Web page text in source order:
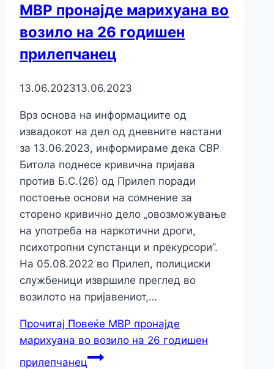
МВР пронајде марихуана во
возило на 26 годишен
прилепчанец
13.06.202313.06.2023
Врз основа на информациите од
извадокот на дел од дневните настани
за 13.06.2023, информираме дека СВР
Битола поднесе кривична пријава
против Б.С.(26) од Прилеп поради
постоење основи на сомнение за
сторено кривично дело „овозможување
на употреба на наркотични дроги,
психотропни супстанци и прекурсори”.
На 05.08.2022 во Прилеп, полициски
службеници извршиле преглед во
возилото на пријавениот,…
Прочитај Повеќе МВР пронајде
марихуана во возило на 26 годишен
прилепчанец